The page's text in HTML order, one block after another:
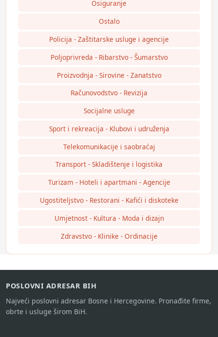
Osiguranje
Ostalo
Policija - Zaštitarske usluge i agencije
Poljoprivreda - Ribarstvo - Šumarstvo
Proizvodnja - Sirovine - Zanatstvo
Računovodstvo - Revizija
Socijalne usluge
Sport i rekreacija - Klubovi i udruženja
Telekomunikacije i saobraćaj
Transport - Skladištenje i logistika
Turizam - Hoteli i apartmani - Agencije
Ugostiteljstvo - Restorani - Kafići i diskoteke
Umjetnost - Kultura - Moda i dizajn
Zdravstvo - Klinike - Ordinacije
POSLOVNI ADRESAR BIH
Najveći poslovni adresar Bosne i Hercegovine. Pronađite firme,
obrte i usluge širom BiH.